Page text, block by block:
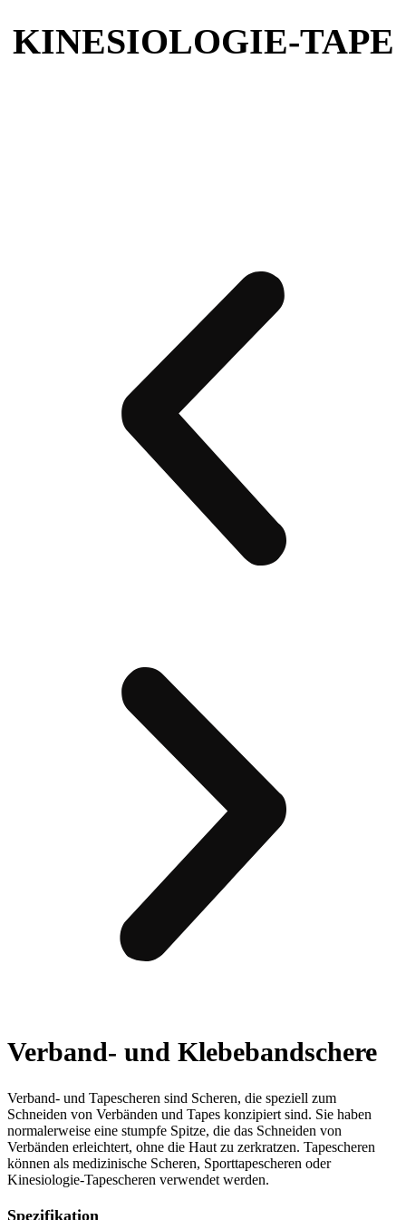
KINESIOLOGIE-TAPE
Verband- und Klebebandschere
Verband- und Tapescheren sind Scheren, die speziell zum
Schneiden von Verbänden und Tapes konzipiert sind. Sie haben
normalerweise eine stumpfe Spitze, die das Schneiden von
Verbänden erleichtert, ohne die Haut zu zerkratzen. Tapescheren
können als medizinische Scheren, Sporttapescheren oder
Kinesiologie-Tapescheren verwendet werden.
Spezifikation